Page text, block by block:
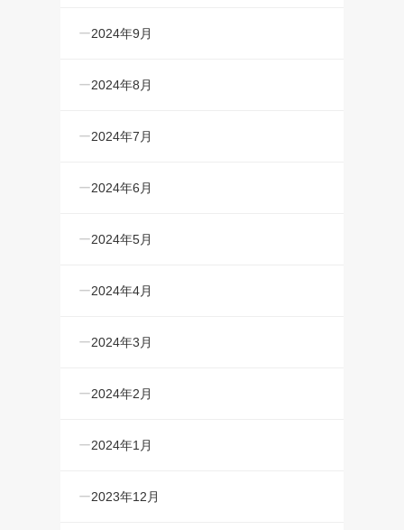
2024年9月
2024年8月
2024年7月
2024年6月
2024年5月
2024年4月
2024年3月
2024年2月
2024年1月
2023年12月